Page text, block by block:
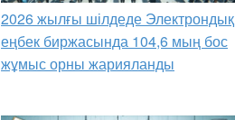
2026 жылғы шілдеде Электрондық
еңбек биржасында 104,6 мың бос
жұмыс орны жарияланды